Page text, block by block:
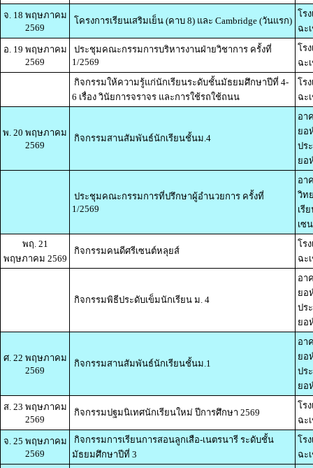
จ. 18 พฤษภาคม
2569
โครงการเรียนเสริมเย็น (คาบ 8) และ Cambridge (วันแรก)
โร
ฉะ
อ. 19 พฤษภาคม
2569
ประชุมคณะกรรมการบริหารงานฝ่ายวิชาการ ครั้งที่
1/2569
โร
ฉะ
กิจกรรมให้ความรู้แก่นักเรียนระดับชั้นมัธยมศึกษาปีที่ 4-
6 เรื่อง วินัยการจราจร และการใช้รถใช้ถนน
โร
ฉะ
พ. 20 พฤษภาคม
2569
กิจกรรมสานสัมพันธ์นักเรียนชั้นม.4
อา
ยอ
ปร
ยอ
ประชุมคณะกรรมการที่ปรึกษาผู้อำนวยการ ครั้งที่
1/2569
อา
วิท
เรี
เซ
พฤ. 21
พฤษภาคม 2569
กิจกรรมคนดีศรีเซนต์หลุยส์
โร
ฉะ
กิจกรรมพิธีประดับเข็มนักเรียน ม. 4
อา
ยอ
ปร
ยอ
ศ. 22 พฤษภาคม
2569
กิจกรรมสานสัมพันธ์นักเรียนชั้นม.1
อา
ยอ
ปร
ยอ
ส. 23 พฤษภาคม
2569
กิจกรรมปฐมนิเทศนักเรียนใหม่ ปีการศึกษา 2569
โร
ฉะ
จ. 25 พฤษภาคม
2569
กิจกรรมการเรียนการสอนลูกเสือ-เนตรนารี ระดับชั้น
มัธยมศึกษาปีที่ 3
โร
ฉะ